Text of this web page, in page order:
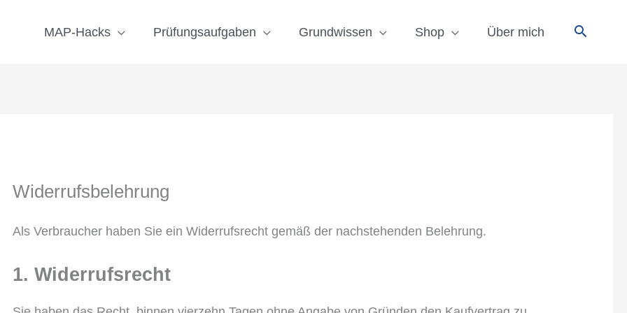
MAP-Hacks Prüfungsaufgaben Grundwissen Shop Über mich
Widerrufsbelehrung
Als Verbraucher haben Sie ein Widerrufsrecht gemäß der nachstehenden Belehrung.
1. Widerrufsrecht